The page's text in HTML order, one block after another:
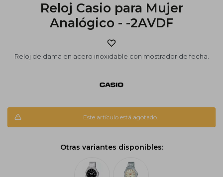
Reloj Casio para Mujer
Analógico - -2AVDF
Reloj de dama en acero inoxidable con mostrador de fecha.
Este artículo está agotado.
Otras variantes disponibles: